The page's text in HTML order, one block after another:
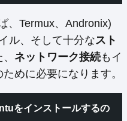
、Termux、Andronix)
ル、そして十分なスト
ネットワーク接続もイ
めに必要になります。
をインストールするの